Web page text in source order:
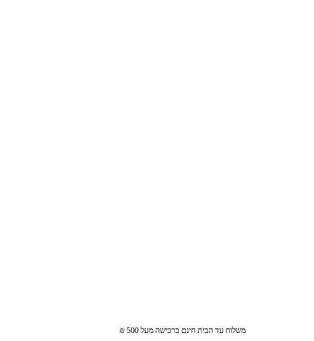
משלוח עד הבית חינם ברכישה מעל 500 ₪